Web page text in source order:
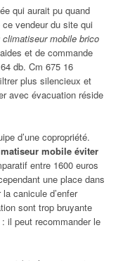
qui aurait pu quand
vendeur du site qui
mobile brico
et de commande
db. Cm 675 16
plus silencieux et
avec évacuation réside
d’une copropriété.
mobile éviter
entre 1600 euros
une place dans
canicule d’enfer
sont trop bruyante
il peut recommander le